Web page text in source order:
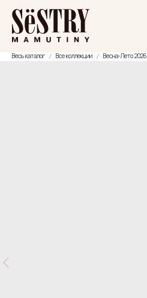
Весь каталог Все коллекции Весна-Лето 2026